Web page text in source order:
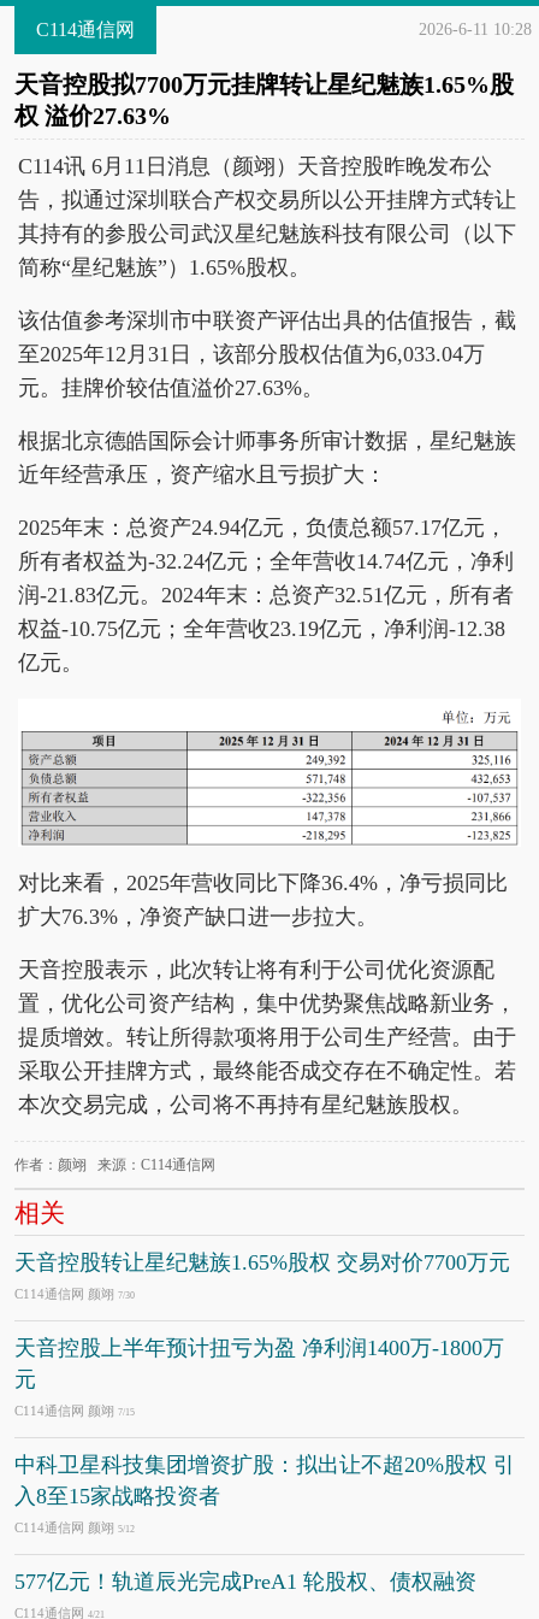
C114通信网 2026-6-11 10:28
天音控股拟7700万元挂牌转让星纪魅族1.65%股
权 溢价27.63%
C114讯 6月11日消息（颜翊）天音控股昨晚发布公
告，拟通过深圳联合产权交易所以公开挂牌方式转让
其持有的参股公司武汉星纪魅族科技有限公司（以下
简称“星纪魅族”）1.65%股权。
该估值参考深圳市中联资产评估出具的估值报告，截
至2025年12月31日，该部分股权估值为6,033.04万
元。挂牌价较估值溢价27.63%。
根据北京德皓国际会计师事务所审计数据，星纪魅族
近年经营承压，资产缩水且亏损扩大：
2025年末：总资产24.94亿元，负债总额57.17亿元，
所有者权益为-32.24亿元；全年营收14.74亿元，净利
润-21.83亿元。2024年末：总资产32.51亿元，所有者
权益-10.75亿元；全年营收23.19亿元，净利润-12.38
亿元。
对比来看，2025年营收同比下降36.4%，净亏损同比
扩大76.3%，净资产缺口进一步拉大。
天音控股表示，此次转让将有利于公司优化资源配
置，优化公司资产结构，集中优势聚焦战略新业务，
提质增效。转让所得款项将用于公司生产经营。由于
采取公开挂牌方式，最终能否成交存在不确定性。若
本次交易完成，公司将不再持有星纪魅族股权。
作者：颜翊 来源：C114通信网
相关
天音控股转让星纪魅族1.65%股权 交易对价7700万元
C114通信网 颜翊 7/30
天音控股上半年预计扭亏为盈 净利润1400万-1800万
元
C114通信网 颜翊 7/15
中科卫星科技集团增资扩股：拟出让不超20%股权 引
入8至15家战略投资者
C114通信网 颜翊 5/12
577亿元！轨道辰光完成PreA1 轮股权、债权融资
C114通信网 4/21